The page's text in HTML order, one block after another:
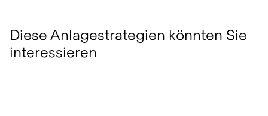
Diese Anlagestrategien könnten Sie
interessieren